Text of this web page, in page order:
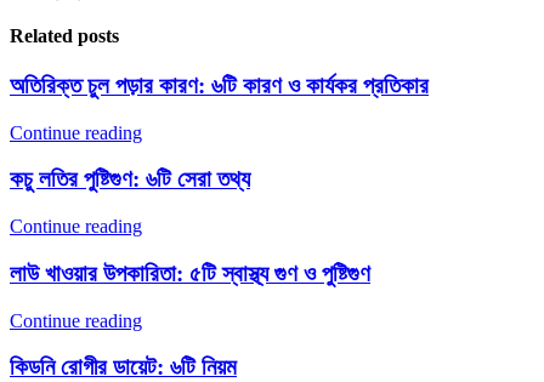
Related posts
অতিরিক্ত চুল পড়ার কারণ: ৬টি কারণ ও কার্যকর প্রতিকার
Continue reading
কচু লতির পুষ্টিগুণ: ৬টি সেরা তথ্য
Continue reading
লাউ খাওয়ার উপকারিতা: ৫টি স্বাস্থ্য গুণ ও পুষ্টিগুণ
Continue reading
কিডনি রোগীর ডায়েট: ৬টি নিয়ম